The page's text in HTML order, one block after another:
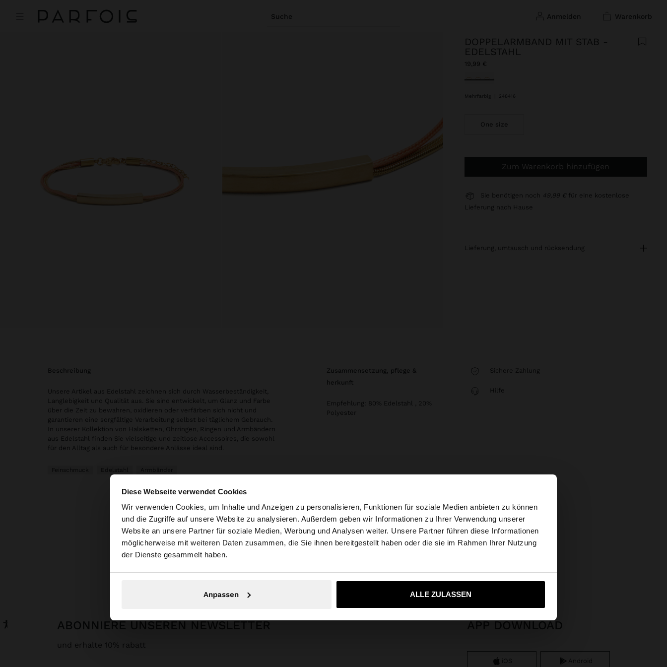
Diese Webseite verwendet Cookies
Wir verwenden Cookies, um Inhalte und Anzeigen zu personalisieren, Funktionen für soziale Medien anbieten zu können
und die Zugriffe auf unsere Website zu analysieren. Außerdem geben wir Informationen zu Ihrer Verwendung unserer
Website an unsere Partner für soziale Medien, Werbung und Analysen weiter. Unsere Partner führen diese Informationen
möglicherweise mit weiteren Daten zusammen, die Sie ihnen bereitgestellt haben oder die sie im Rahmen Ihrer Nutzung
der Dienste gesammelt haben.
Anpassen ALLE ZULASSEN
Suche anmelden warenkorb
hallo ×
Sie greifen von Deutschland auf die Website zu. Möchten Sie unsere United States Website
durchsuchen?
Nein, bleiben Sie bei Deutschland Ja, bringen Sie mich zu United States
DOPPELARMBAND MIT STAB -
EDELSTAHL
19,99 €
ausgewählt
Mehrfarbig 248416
One size
Zum Warenkorb hinzufügen
Sie benötigen noch 49,99 €
für eine kostenlose
Lieferung nach Hause
lieferung, umtausch und rücksendung
beschreibung
Unsere Artikel aus Edelstahl zeichnen sich durch Wasserbeständigkeit,
Langlebigkeit und Qualität aus. Sie sind entwickelt, um Glanz und Farbe
über die Zeit zu bewahren, oxidieren oder verfärben sich nicht und
garantieren eine sorgfältige Verarbeitung selbst bei täglichem Gebrauch.
In unserer Kollektion von Halsketten, Ohrringen, Ringen und Armbändern
aus Edelstahl finden Sie vielseitige und zeitlose Accessoires, die sowohl
für den Alltag als auch für besondere Anlässe ideal sind.
Feinschmuck Edelstahl Armbänder
zusammensetzung, pflege &
herkunft
Empfehlung: 80% Edelstahl , 20%
Polyester
Sichere Zahlung
Hilfe
ABONNIERE UNSEREN NEWSLETTER
und erhalte 10% rabatt
APP DOWNLOAD
iOS Android